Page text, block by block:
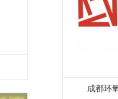
成都环